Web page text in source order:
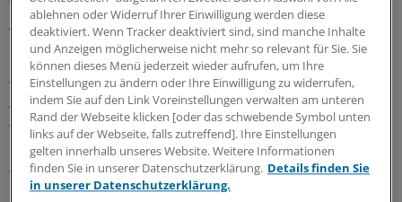
geeignet.
Besonders wichtig ist der Mitteilung zufolge das
Toilettentraining. Unter diesen Sammelbegriff fallen
verschiedene Methoden. Dies kann der Gang zur
Toilette zu festen Zeitpunkten sein. Aber auch die
regelmäßige Frage, ob der Betroffene Harndrang
verspürt, ist eine wichtige Interventionsmaßnahme.
ablehnen oder Widerruf Ihrer Einwilligung werden diese
deaktiviert. Wenn Tracker deaktiviert sind, sind manche Inhalte
und Anzeigen möglicherweise nicht mehr so relevant für Sie. Sie
können dieses Menü jederzeit wieder aufrufen, um Ihre
Einstellungen zu ändern oder Ihre Einwilligung zu widerrufen,
indem Sie auf den Link Voreinstellungen verwalten am unteren
Rand der Webseite klicken [oder das schwebende Symbol unten
links auf der Webseite, falls zutreffend]. Ihre Einstellungen
gelten innerhalb unseres Website. Weitere Informationen
finden Sie in unserer Datenschutzerklärung. Details finden Sie
in unserer Datenschutzerklärung.